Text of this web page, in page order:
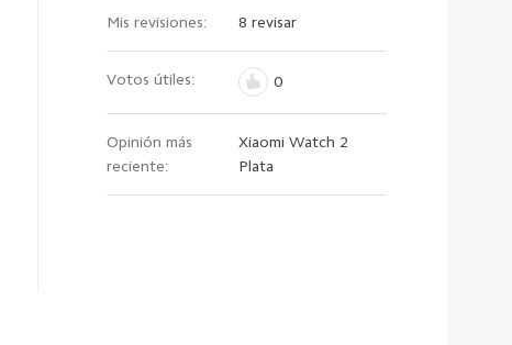
Mis revisiones: 8 revisar
Votos útiles: 0
Opinión más
reciente:
Xiaomi Watch 2
Plata